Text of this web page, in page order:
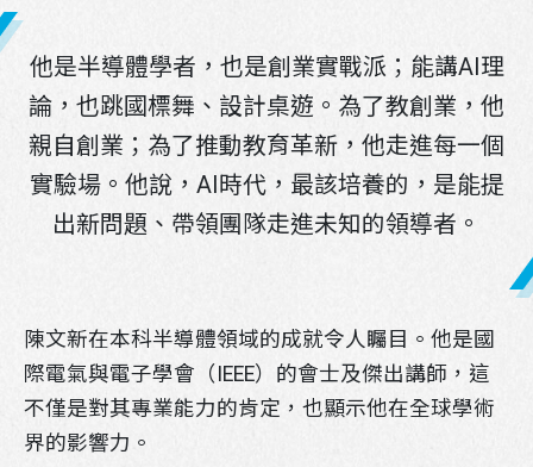
他是半導體學者，也是創業實戰派；能講AI理
論，也跳國標舞、設計桌遊。為了教創業，他
親自創業；為了推動教育革新，他走進每一個
實驗場。他說，AI時代，最該培養的，是能提
出新問題、帶領團隊走進未知的領導者。
陳文新在本科半導體領域的成就令人矚目。他是國
際電氣與電子學會（IEEE）的會士及傑出講師，這
不僅是對其專業能力的肯定，也顯示他在全球學術
界的影響力。